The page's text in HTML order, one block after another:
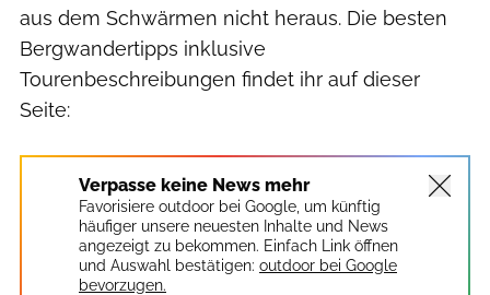
aus dem Schwärmen nicht heraus. Die besten
Bergwandertipps inklusive
Tourenbeschreibungen findet ihr auf dieser
Seite:
Verpasse keine News mehr
Favorisiere outdoor bei Google, um künftig
häufiger unsere neuesten Inhalte und News
angezeigt zu bekommen. Einfach Link öffnen
und Auswahl bestätigen: outdoor bei Google
bevorzugen.